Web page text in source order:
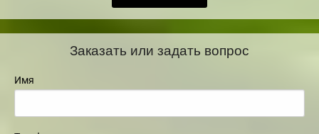
Заказать или задать вопрос
Имя